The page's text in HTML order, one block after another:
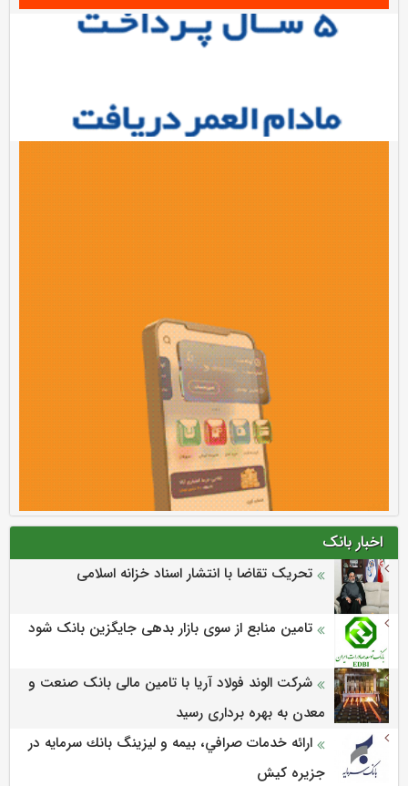
اخبار بانک
تحریک تقاضا با انتشار اسناد خزانه اسلامی
تامین منابع از سوی بازار بدهی جایگزین بانک شود
شرکت الوند فولاد آریا با تامین مالی بانک صنعت و
معدن به بهره برداری رسید
ارائه خدمات صرافي، بيمه و ليزينگ بانك سرمايه در
جزيره كيش